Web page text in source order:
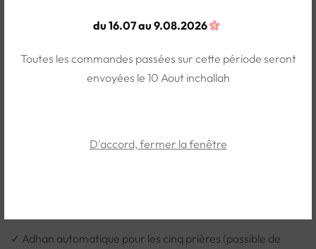
du 16.07 au 9.08.2026
Toutes les commandes passées sur cette période seront
envoyées le 10 Aout inchallah
D'accord, fermer la fenêtre
une récompense auprès d’Allah.
• Un mariage
• Une crémaillère
• Un proche souhaitant renforcer sa pratique
✓ Adhan automatique pour les cinq prières (possible de